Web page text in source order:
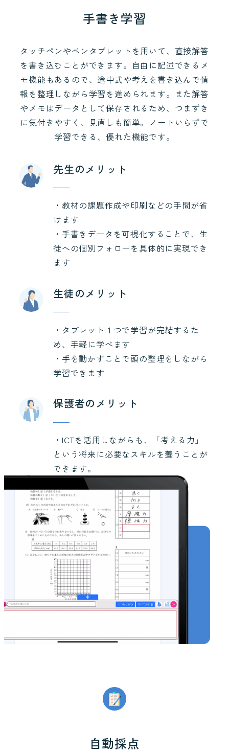
手書き学習
タッチペンやペンタブレットを用いて、直接解答
を書き込むことができます。自由に記述できるメ
モ機能もあるので、途中式や考えを書き込んで情
報を整理しながら学習を進められます。また解答
やメモはデータとして保存されるため、つまずき
に気付きやすく、見直しも簡単。ノートいらずで
学習できる、優れた機能です。
先生のメリット
・教材の課題作成や印刷などの手間が省
けます
・手書きデータを可視化することで、生
徒への個別フォローを具体的に実現でき
ます
生徒のメリット
・タブレット１つで学習が完結するた
め、手軽に学べます
・手を動かすことで頭の整理をしながら
学習できます
保護者のメリット
・ICTを活用しながらも、「考える力」
という将来に必要なスキルを養うことが
できます。
自動採点